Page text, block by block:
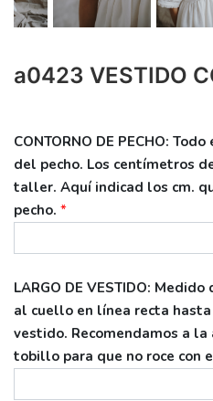
a0423 VESTIDO
CONTORNO DE PECHO:
del pecho. Los centímetros
taller. Aquí indicad los cm.
pecho. *
LARGO DE VESTIDO:
al cuello en línea recta
vestido. Recomendamos a
tobillo para que no roce con